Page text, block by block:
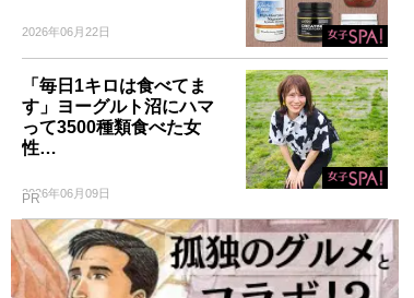
2026年06月22日
「毎日1キロは食べてま
す」ヨーグルト沼にハマ
って3500種類食べた女
性…
2026年06月09日
PR